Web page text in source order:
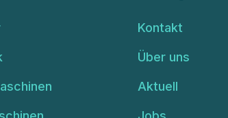
Kontakt
Über uns
Aktuell